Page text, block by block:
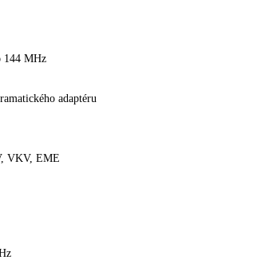
144 MHz
adaptéru
VKV, EME